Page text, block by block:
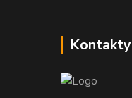
Kontakty